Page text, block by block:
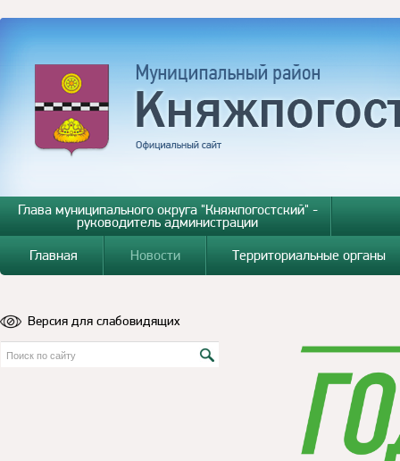
Глава муниципального округа "Княжпогостский" -
руководитель администрации
Главная
Новости Территориальные органы
Версия для слабовидящих